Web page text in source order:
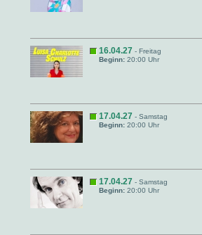
16.04.27 - Freitag
Beginn: 20:00 Uhr
17.04.27 - Samstag
Beginn: 20:00 Uhr
17.04.27 - Samstag
Beginn: 20:00 Uhr